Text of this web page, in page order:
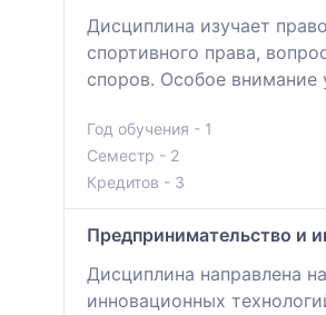
Дисциплина изучает
спортивного права,
споров. Особое
Год обучения - 1
Семестр - 2
Кредитов - 3
Предпринимательство и
Дисциплина направлена
инновационных